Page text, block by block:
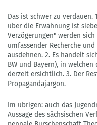
Das ist schwer zu
über die Erwähnung ist
Verzögerungen" werden
umfassender Recherche
ausdehnen. 2. Es handelt
BW und Bayern), in
derzeit ersichtlich. 3. Der
Propagandajargon.
Im übrigen: auch das
Aussage des sächsischen